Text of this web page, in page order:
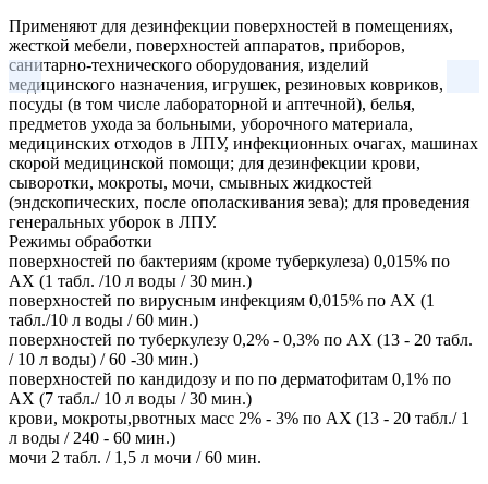
Применяют для дезинфекции поверхностей в помещениях,
жесткой мебели, поверхностей аппаратов, приборов,
санитарно-технического оборудования, изделий
медицинского назначения, игрушек, резиновых ковриков,
посуды (в том числе лабораторной и аптечной), белья,
предметов ухода за больными, уборочного материала,
медицинских отходов в ЛПУ, инфекционных очагах, машинах
скорой медицинской помощи; для дезинфекции крови,
сыворотки, мокроты, мочи, смывных жидкостей
(эндскопических, после ополаскивания зева); для проведения
генеральных уборок в ЛПУ.
Режимы обработки
поверхностей по бактериям (кроме туберкулеза) 0,015% по
АХ (1 табл. /10 л воды / 30 мин.)
поверхностей по вирусным инфекциям 0,015% по АХ (1
табл./10 л воды / 60 мин.)
поверхностей по туберкулезу 0,2% - 0,3% по АХ (13 - 20 табл.
/ 10 л воды) / 60 -30 мин.)
поверхностей по кандидозу и по по дерматофитам 0,1% по
АХ (7 табл./ 10 л воды / 30 мин.)
крови, мокроты,рвотных масс 2% - 3% по АХ (13 - 20 табл./ 1
л воды / 240 - 60 мин.)
мочи 2 табл. / 1,5 л мочи / 60 мин.